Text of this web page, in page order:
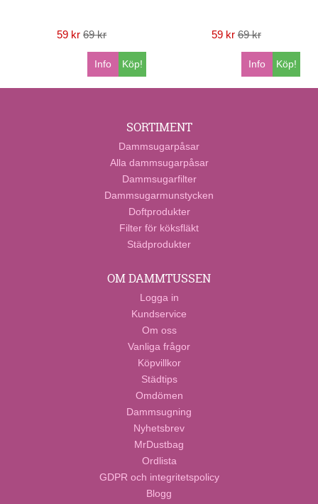
59 kr 69 kr
Köp!
Info
59 kr 69 kr
Köp!
Info
SORTIMENT
Dammsugarpåsar
Alla dammsugarpåsar
Dammsugarfilter
Dammsugarmunstycken
Doftprodukter
Filter för köksfläkt
Städprodukter
OM DAMMTUSSEN
Logga in
Kundservice
Om oss
Vanliga frågor
Köpvillkor
Städtips
Omdömen
Dammsugning
Nyhetsbrev
MrDustbag
Ordlista
GDPR och integritetspolicy
Blogg